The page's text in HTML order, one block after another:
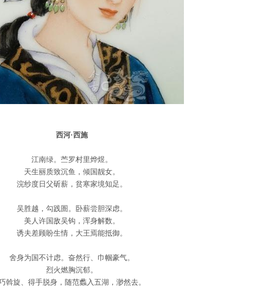
西河·西施
江南绿。苎罗村里烨煜。
天生丽质致沉鱼，倾国靓女。
浣纱度日父斫薪，贫寒家境知足。
吴胜越，勾践圄。卧薪尝胆深虑。
美人许国敌吴钩，浑身解数。
诱夫差顾盼生情，大王焉能抵御。
舍身为国不计虑。奋然行、巾帼豪气。
烈火燃胸沉郁。
斡旋、得手脱身，随范蠡入五湖，渺然去。